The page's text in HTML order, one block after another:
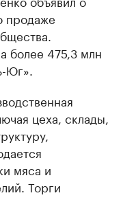
продаже
более 475,3 млн
Юг».
цеха, склады,
мяса и
Торги